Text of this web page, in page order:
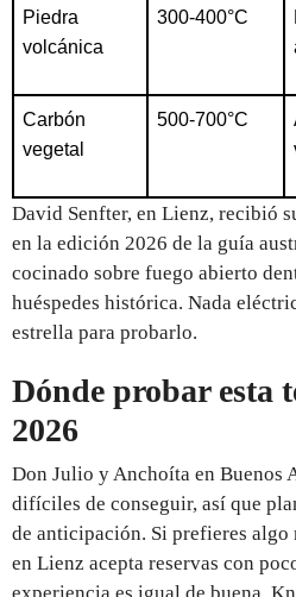
Piedra
volcánica
300-400°C
Carbón
vegetal
500-700°C
David Senfter, en Lienz, recibió
en la edición 2026 de la guía
cocinado sobre fuego abierto
huéspedes histórica. Nada
estrella para probarlo.
Dónde probar esta
2026
Don Julio y Anchoíta en Buenos
difíciles de conseguir, así que
de anticipación. Si prefieres algo
en Lienz acepta reservas con